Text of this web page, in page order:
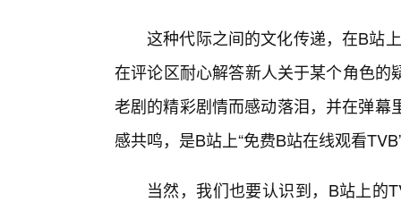
这种代际之间的文化传递，在B站
在评论区耐心解答新人关于某个角色
老剧的精彩剧情而感动落泪，并在弹
感共鸣，是B站上“免费B站在线观看
当然，我们也要认识到，B站上的